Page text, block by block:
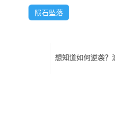
陨石坠落
想知道如何逆袭？